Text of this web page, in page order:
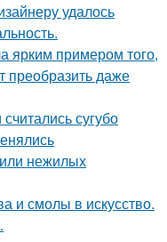
удалось
ярким примером того,
преобразить даже
сугубо
нежилых
и смолы в искусство.